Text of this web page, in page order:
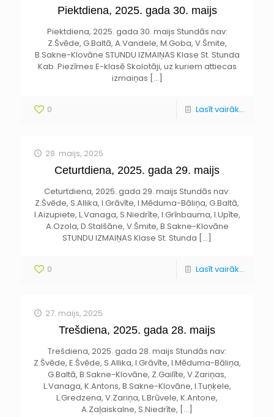
Piektdiena, 2025. gada 30. maijs
Piektdiena, 2025. gada 30. maijs Stundās nav:
Z.Švēde, G.Baltā, A.Vandele, M.Goba, V.Šmite,
B.Sakne-Klovāne STUNDU IZMAIŅAS Klase St. Stunda
Kab. Piezīmes E-klasē Skolotāji, uz kuriem attiecas
izmaiņas […]
0 Lasīt vairāk...
28. maijs, 2025
Ceturtdiena, 2025. gada 29. maijs
Ceturtdiena, 2025. gada 29. maijs Stundās nav:
Z.Švēde, S.Allika, I.Grāvīte, I.Mēduma-Bāliņa, G.Baltā,
I.Aizupiete, L.Vanaga, S.Niedrīte, I.Grīnbauma, I.Upīte,
A.Ozola, D.Stalšāne, V.Šmite, B.Sakne-Klovāne
STUNDU IZMAIŅAS Klase St. Stunda […]
0 Lasīt vairāk...
27. maijs, 2025
Trešdiena, 2025. gada 28. maijs
Trešdiena, 2025. gada 28. maijs Stundās nav:
Z.Švēde, E.Švēde, S.Allika, I.Grāvīte, I.Mēduma-Bāliņa,
G.Baltā, B.Sakne-Klovāne, Z.Gailīte, V.Zariņas,
L.Vanaga, K.Antons, B.Sakne-Klovāne, I.Tuņķele,
L.Gredzena, V.Zariņa, L.Brūvele, K.Antone,
A.Zaļaiskalne, S.Niedrīte, […]